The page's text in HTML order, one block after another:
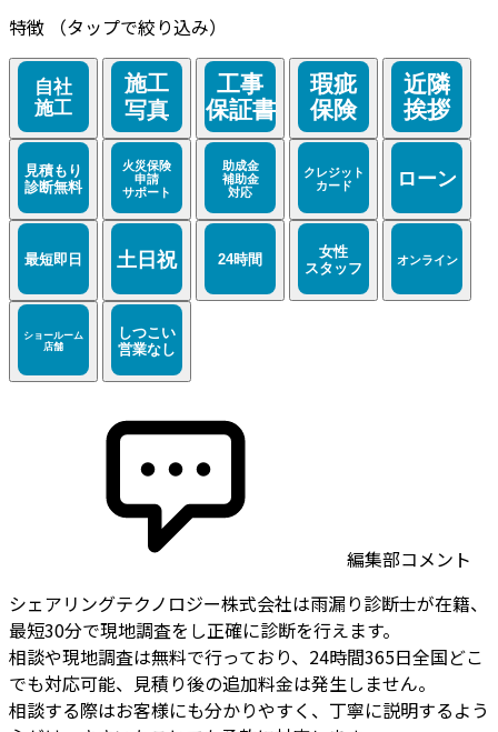
特徴
（タップで絞り込み）
編集部コメント
シェアリングテクノロジー株式会社は雨漏り診断士が在籍、
最短30分で現地調査をし正確に診断を行えます。
相談や現地調査は無料で行っており、24時間365日全国どこ
でも対応可能、見積り後の追加料金は発生しません。
相談する際はお客様にも分かりやすく、丁寧に説明するよう